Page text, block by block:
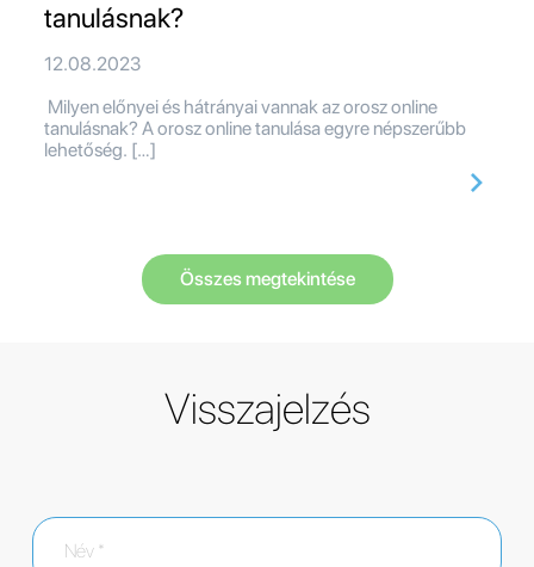
tanulásnak?
12.08.2023
Milyen előnyei és hátrányai vannak az orosz online
tanulásnak? A orosz online tanulása egyre népszerűbb
lehetőség. […]
Összes megtekintése
Visszajelzés